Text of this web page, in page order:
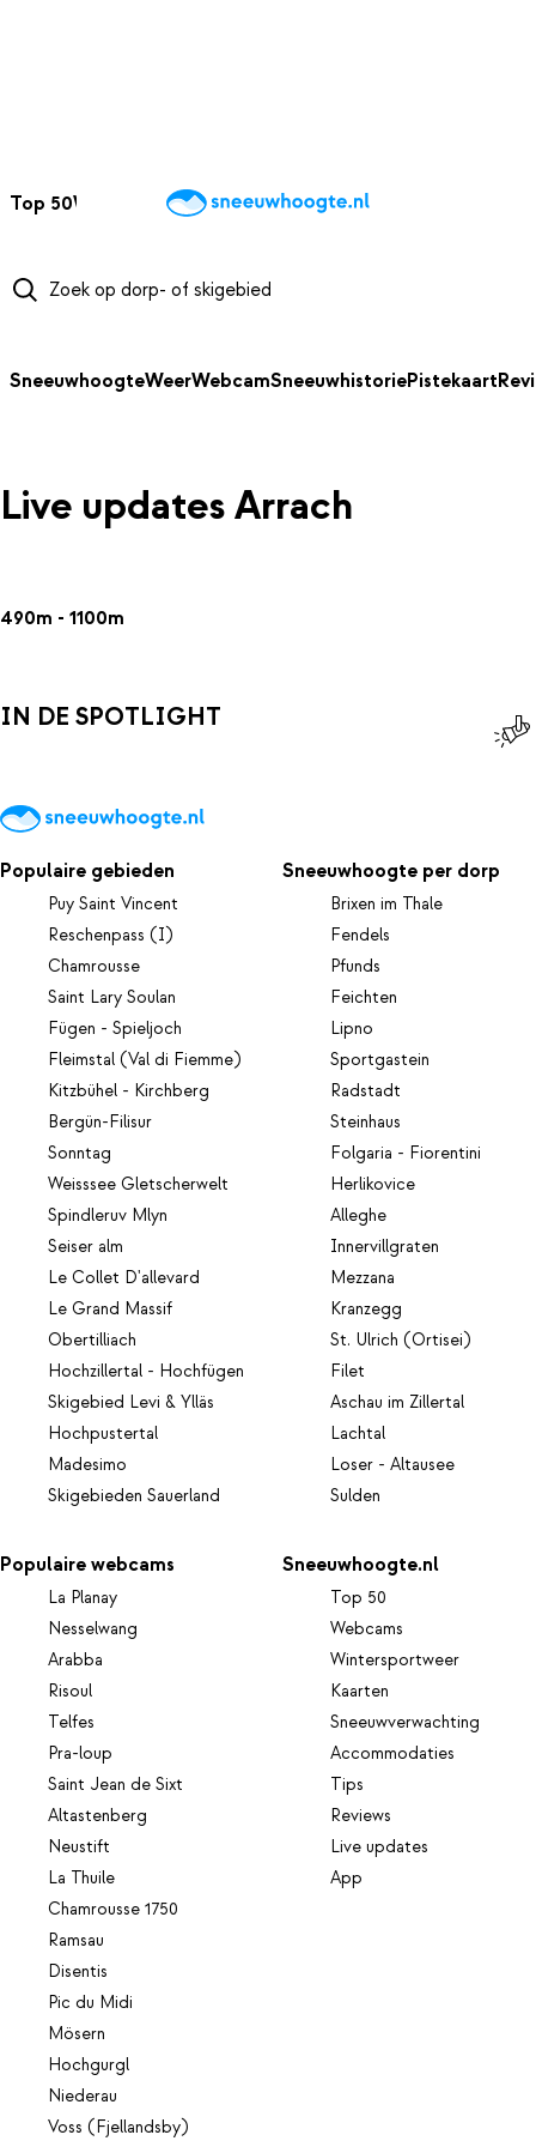
Top 50Webcams WintersportweerKaarten
SneeuwhoogteWeerWebcamSneeuwhistoriePistekaart
Live updates Arrach
490m - 1100m
IN DE SPOTLIGHT
Populaire gebieden
Puy Saint Vincent
Reschenpass (I)
Chamrousse
Saint Lary Soulan
Fügen - Spieljoch
Fleimstal (Val di Fiemme)
Kitzbühel - Kirchberg
Bergün-Filisur
Sonntag
Weisssee Gletscherwelt
Spindleruv Mlyn
Seiser alm
Le Collet D'allevard
Le Grand Massif
Obertilliach
Hochzillertal - Hochfügen
Skigebied Levi & Ylläs
Hochpustertal
Madesimo
Skigebieden Sauerland
Sneeuwhoogte per dorp
Brixen im Thale
Fendels
Pfunds
Feichten
Lipno
Sportgastein
Radstadt
Steinhaus
Folgaria - Fiorentini
Herlikovice
Alleghe
Innervillgraten
Mezzana
Kranzegg
St. Ulrich (Ortisei)
Filet
Aschau im Zillertal
Lachtal
Loser - Altausee
Sulden
Populaire webcams
La Planay
Nesselwang
Arabba
Risoul
Telfes
Pra-loup
Saint Jean de Sixt
Altastenberg
Neustift
La Thuile
Chamrousse 1750
Ramsau
Disentis
Pic du Midi
Mösern
Hochgurgl
Niederau
Voss (Fjellandsby)
Sneeuwhoogte.nl
Top 50
Webcams
Wintersportweer
Kaarten
Sneeuwverwachting
Accommodaties
Tips
Reviews
Live updates
App